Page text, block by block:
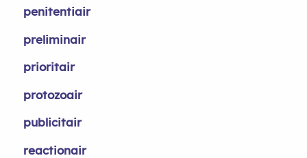
penitentiair
preliminair
prioritair
protozoair
publicitair
reactionair